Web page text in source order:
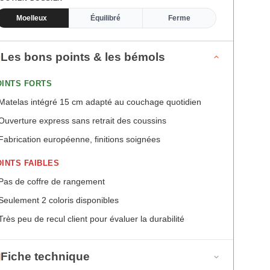
Moelleux Équilibré Ferme
Les bons points & les bémols
FORTS
intégré 15 cm adapté au couchage quotidien
express sans retrait des coussins
européenne, finitions soignées
FAIBLES
de coffre de rangement
2 coloris disponibles
peu de recul client pour évaluer la durabilité
Fiche technique